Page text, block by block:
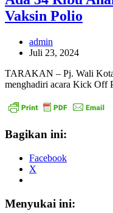
Vaksin Polio
admin
Juli 23, 2024
TARAKAN – Pj. Wali
menghadiri acara Kick
Bagikan ini:
Facebook
X
Menyukai ini: